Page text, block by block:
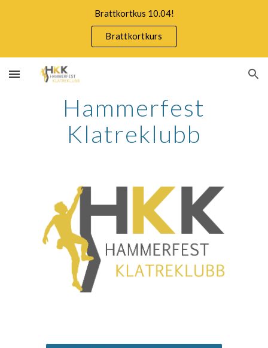
Brattkortkus 10.04!
Brattkortkurs
Hammerfest
Klatreklubb